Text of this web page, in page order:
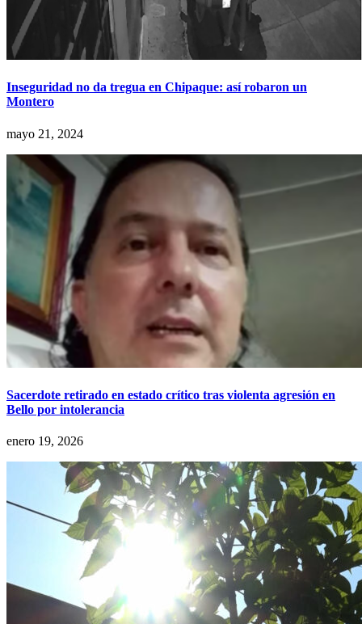
Inseguridad no da tregua en Chipaque: así robaron un
Montero
mayo 21, 2024
Sacerdote retirado en estado crítico tras violenta agresión en
Bello por intolerancia
enero 19, 2026